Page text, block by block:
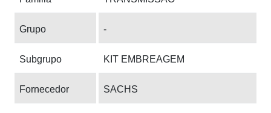
Grupo -
Subgrupo KIT EMBREAGEM
Fornecedor SACHS